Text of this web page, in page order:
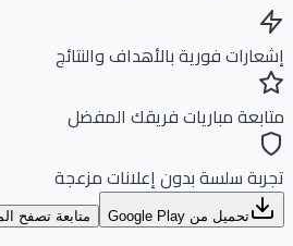
فورية بالأهداف والنتائج
مباريات فريقك المفضل
سلسة بدون إعلانات مزعجة
تحميل من Google Play متابعة تصفح الموقع